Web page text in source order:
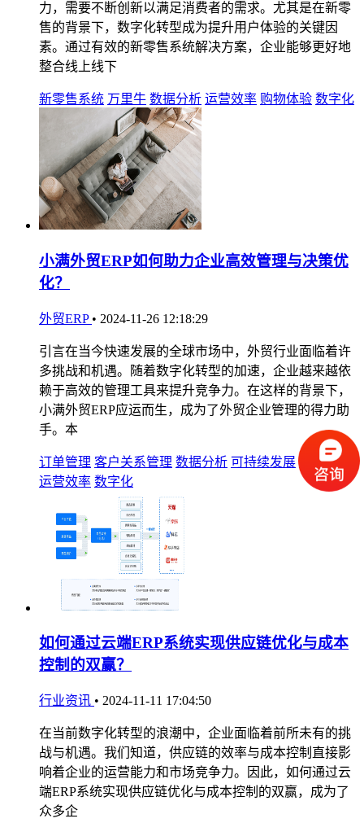
力，需要不断创新以满足消费者的需求。尤其是在新零
售的背景下，数字化转型成为提升用户体验的关键因
素。通过有效的新零售系统解决方案，企业能够更好地
整合线上线下
新零售系统 万里牛 数据分析 运营效率 购物体验 数字化
小满外贸ERP如何助力企业高效管理与决策优
化？
外贸ERP • 2024-11-26 12:18:29
引言在当今快速发展的全球市场中，外贸行业面临着许
多挑战和机遇。随着数字化转型的加速，企业越来越依
赖于高效的管理工具来提升竞争力。在这样的背景下，
小满外贸ERP应运而生，成为了外贸企业管理的得力助
手。本
订单管理 客户关系管理 数据分析 可持续发展
外贸ERP
运营效率 数字化
如何通过云端ERP系统实现供应链优化与成本
控制的双赢？
行业资讯 • 2024-11-11 17:04:50
在当前数字化转型的浪潮中，企业面临着前所未有的挑
战与机遇。我们知道，供应链的效率与成本控制直接影
响着企业的运营能力和市场竞争力。因此，如何通过云
端ERP系统实现供应链优化与成本控制的双赢，成为了
众多企